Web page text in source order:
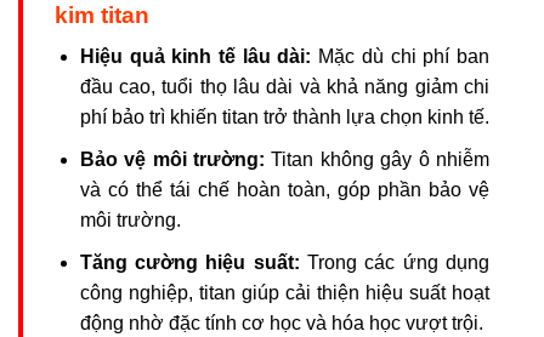
kim titan
Hiệu quả kinh tế lâu dài: Mặc dù chi phí ban
đầu cao, tuổi thọ lâu dài và khả năng giảm chi
phí bảo trì khiến titan trở thành lựa chọn kinh tế.
Bảo vệ môi trường: Titan không gây ô nhiễm
và có thể tái chế hoàn toàn, góp phần bảo vệ
môi trường.
Tăng cường hiệu suất: Trong các ứng dụng
công nghiệp, titan giúp cải thiện hiệu suất hoạt
động nhờ đặc tính cơ học và hóa học vượt trội.